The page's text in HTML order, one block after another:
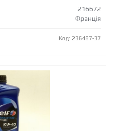
216672
Франція
Код: 236487-37